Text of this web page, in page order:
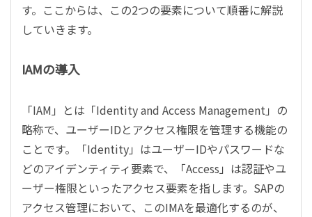
す。ここからは、この2つの要素について順番に解説
していきます。
IAMの導入
「IAM」とは「Identity and Access Management」の
略称で、ユーザーIDとアクセス権限を管理する機能の
ことです。「Identity」はユーザーIDやパスワードな
どのアイデンティティ要素で、「Access」は認証やユ
ーザー権限といったアクセス要素を指します。SAPの
アクセス管理において、このIMAを最適化するのが、